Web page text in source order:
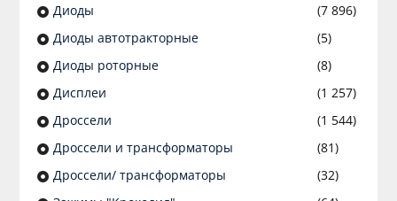
Диоды
(7 896)
Диоды автотракторные
(5)
Диоды роторные
(8)
Дисплеи
(1 257)
Дроссели
(1 544)
Дроссели и трансформаторы
(81)
Дроссели/ трансформаторы
(32)